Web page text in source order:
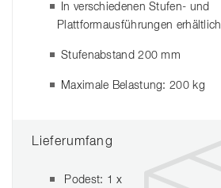
In verschiedenen Stufen- und
Plattformausführungen erhältlich
Stufenabstand 200 mm
Maximale Belastung: 200 kg
Lieferumfang
Podest: 1 x